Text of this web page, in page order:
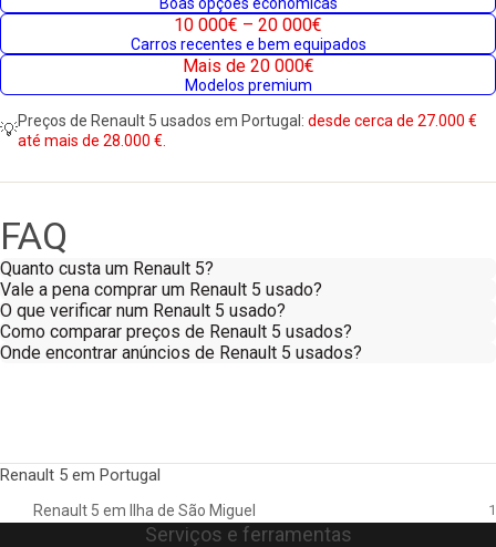
10 000€ – 20 000€
Carros recentes e bem equipados
Mais de 20 000€
Modelos premium
💡Preços de Renault 5 usados em Portugal: desde cerca de 27.000 €
até mais de 28.000 €.
FAQ
Quanto custa um Renault 5?
Vale a pena comprar um Renault 5 usado?
O que verificar num Renault 5 usado?
Como comparar preços de Renault 5 usados?
Onde encontrar anúncios de Renault 5 usados?
Renault 5 em Portugal
Renault 5 em Ilha de São Miguel 1
Serviços e ferramentas